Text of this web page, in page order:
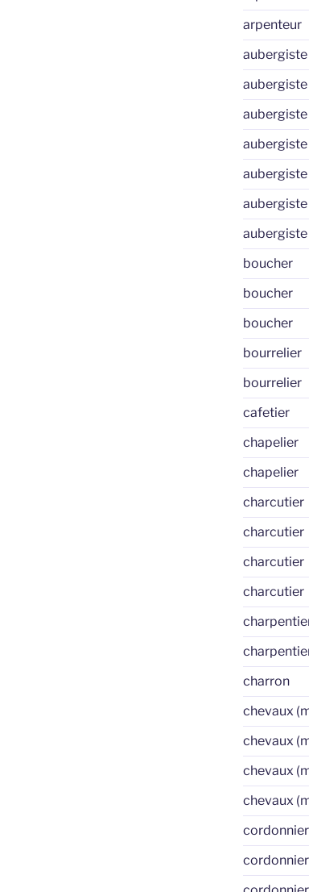
arpenteur
aubergiste
aubergiste
aubergiste
aubergiste
aubergiste
aubergiste
aubergiste
boucher
boucher
boucher
bourrelier
bourrelier
cafetier
chapelier
chapelier
charcutier
charcutier
charcutier
charcutier
charron
chevaux
chevaux
chevaux
chevaux
cordonnier
cordonnier